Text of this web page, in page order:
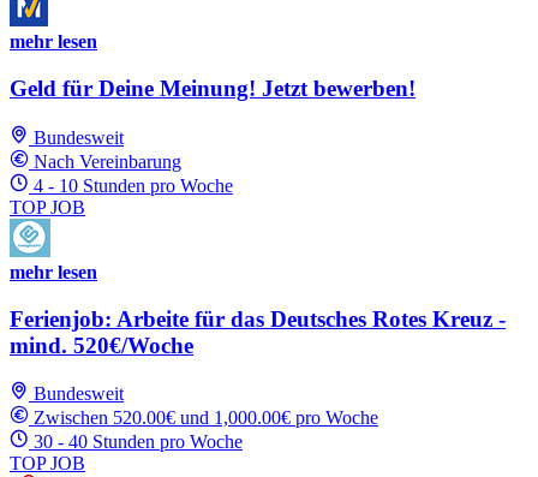
mehr lesen
Geld für Deine Meinung! Jetzt bewerben!
Bundesweit
Nach Vereinbarung
4 - 10 Stunden pro Woche
TOP JOB
mehr lesen
Ferienjob: Arbeite für das Deutsches Rotes Kreuz -
mind. 520€/Woche
Bundesweit
Zwischen 520.00€ und 1,000.00€ pro Woche
30 - 40 Stunden pro Woche
TOP JOB